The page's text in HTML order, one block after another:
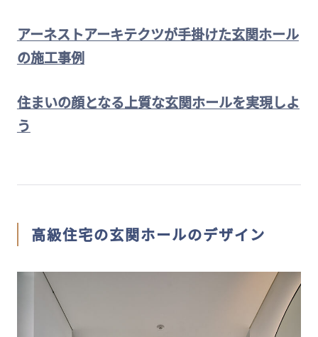
アーネストアーキテクツが手掛けた玄関ホール
の施工事例
住まいの顔となる上質な玄関ホールを実現しよ
う
高級住宅の玄関ホールのデザイン